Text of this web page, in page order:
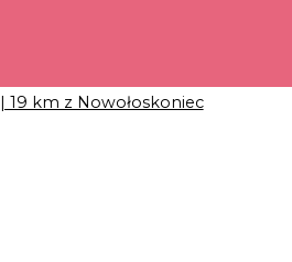
| 19 km z Nowołoskoniec